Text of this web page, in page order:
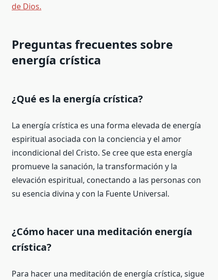
de Dios.
Preguntas frecuentes sobre
energía crística
¿Qué es la energía crística?
La energía crística es una forma elevada de energía
espiritual asociada con la conciencia y el amor
incondicional del Cristo. Se cree que esta energía
promueve la sanación, la transformación y la
elevación espiritual, conectando a las personas con
su esencia divina y con la Fuente Universal.
¿Cómo hacer una meditación energía
crística?
Para hacer una meditación de energía crística, sigue